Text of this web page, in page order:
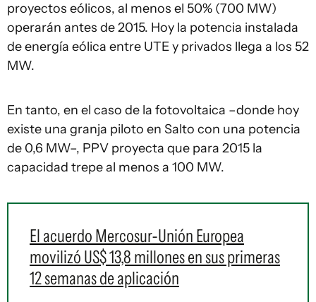
proyectos eólicos, al menos el 50% (700 MW)
operarán antes de 2015. Hoy la potencia instalada
de energía eólica entre UTE y privados llega a los 52
MW.
En tanto, en el caso de la fotovoltaica –donde hoy
existe una granja piloto en Salto con una potencia
de 0,6 MW–, PPV proyecta que para 2015 la
capacidad trepe al menos a 100 MW.
El acuerdo Mercosur-Unión Europea
movilizó US$ 13,8 millones en sus primeras
12 semanas de aplicación